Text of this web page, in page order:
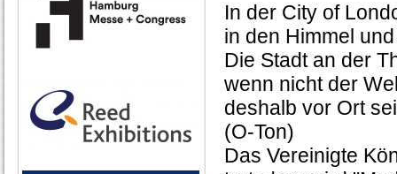
In der City of
in den Himmel
Die Stadt an der
wenn nicht der
deshalb vor Ort
(O-Ton)
Das Vereinigte